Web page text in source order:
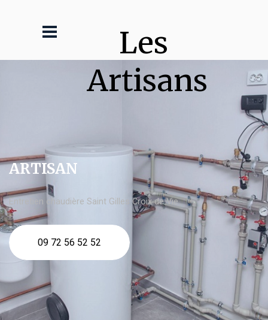
Les
Artisans
ARTISAN
Entretien chaudière Saint Gilles Croix de Vie
09 72 56 52 52